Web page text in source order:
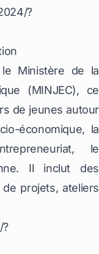
?
Ministère de la
(MINJEC), ce
de jeunes autour
économique, la
le
Il inclut des
projets, ateliers